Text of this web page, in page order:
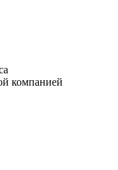
компанией